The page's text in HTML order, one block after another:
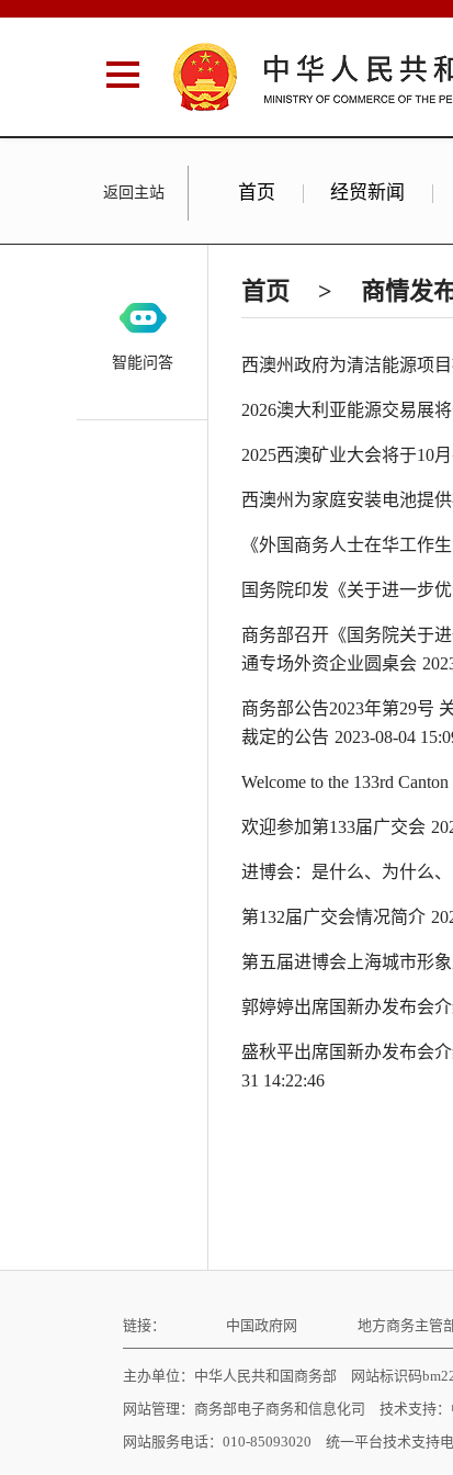
返回主站 首页 经贸新闻
首页 > 商情发
西澳州政府为清洁能源项
2026澳大利亚能源交易展
2025西澳矿业大会将于10
西澳州为家庭安装电池提
《外国商务人士在华工作
国务院印发《关于进一步
商务部召开《国务院关于
通专场外资企业圆桌会
商务部公告2023年第29号
裁定的公告 2023-08-04
Welcome to the 133rd Canton
欢迎参加第133届广交会
进博会：是什么、为什么
第132届广交会情况简介
第五届进博会上海城市形象
郭婷婷出席国新办发布会
盛秋平出席国新办发布会
31 14:22:46
智能问答
链接： 中国政府网 地方商务主管
主办单位：中华人民共和国商务部 网站标识码
网站管理：商务部电子商务和信息化司 技术支持：
网站服务电话：010-85093020 统一平台技术支持